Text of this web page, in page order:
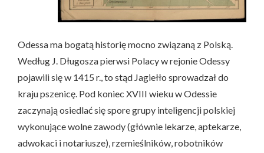
Odessa ma bogatą historię mocno związaną z Polską.
Według J. Długosza pierwsi Polacy w rejonie Odessy
pojawili się w 1415 r., to stąd Jagiełło sprowadzał do
kraju pszenicę. Pod koniec XVIII wieku w Odessie
zaczynają osiedlać się spore grupy inteligencji polskiej
wykonujące wolne zawody (głównie lekarze, aptekarze,
adwokaci i notariusze), rzemieślników, robotników